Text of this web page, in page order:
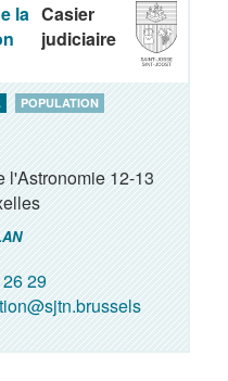
la Casier
judiciaire
POPULATION
l'Astronomie 12-13
29